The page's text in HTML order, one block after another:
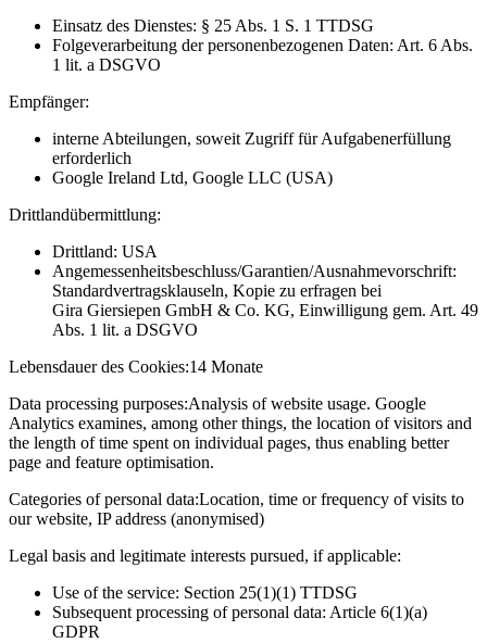
Einsatz des Dienstes: § 25 Abs. 1 S. 1 TTDSG
Folgeverarbeitung der personenbezogenen Daten: Art. 6 Abs.
1 lit. a DSGVO
Empfänger:
interne Abteilungen, soweit Zugriff für Aufgabenerfüllung
erforderlich
Google Ireland Ltd, Google LLC (USA)
Drittlandübermittlung:
Drittland: USA
Angemessenheitsbeschluss/Garantien/Ausnahmevorschrift:
Standardvertragsklauseln, Kopie zu erfragen bei
Gira Giersiepen GmbH & Co. KG, Einwilligung gem. Art. 49
Abs. 1 lit. a DSGVO
Lebensdauer des Cookies:14 Monate
Data processing purposes:Analysis of website usage. Google
Analytics examines, among other things, the location of visitors and
the length of time spent on individual pages, thus enabling better
page and feature optimisation.
Categories of personal data:Location, time or frequency of visits to
our website, IP address (anonymised)
Legal basis and legitimate interests pursued, if applicable:
Use of the service: Section 25(1)(1) TTDSG
Subsequent processing of personal data: Article 6(1)(a)
GDPR